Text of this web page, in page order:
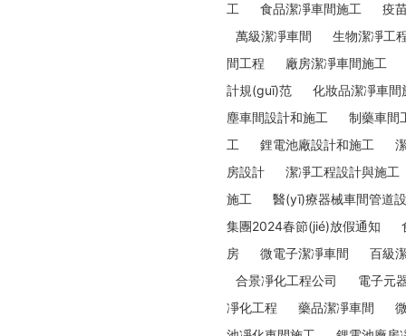
工
食品潔凈車間施工
疫
萬級潔凈車間
生物潔凈工
間工程
廠房潔凈車間施工
計規(guī)范
化妝品潔凈車間
塵車間設計和施工
制藥車間
工
鋰電池廠設計和施工
房設計
潔凈工程設計與施工
施工
醫(yī)療器械車間管道
集團2024春節(jié)放假通知
房
微電子潔凈車間
百級
合景凈化工程公司
電子元
凈化工程
藥品潔凈車間